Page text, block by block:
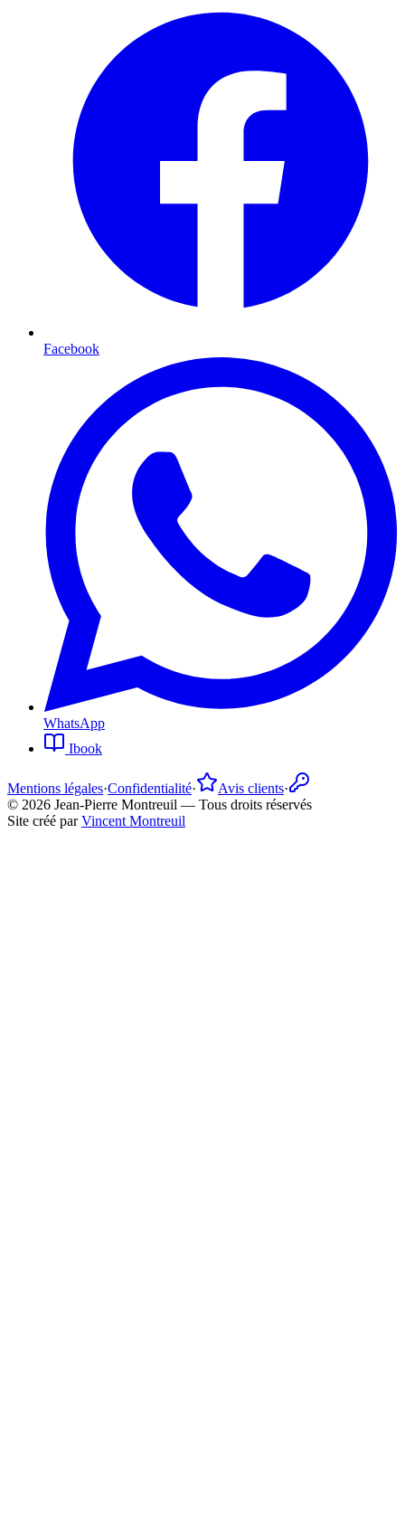
Facebook
WhatsApp
Ibook
Mentions légales·Confidentialité· Avis clients·
© 2026 Jean-Pierre Montreuil — Tous droits réservés
Site créé par Vincent Montreuil